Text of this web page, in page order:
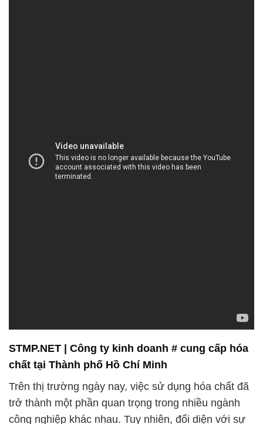
Trên thị trường ngày nay, việc sử dụng hóa chất đã
trở thành một phần quan trọng trong nhiều ngành
công nghiệp khác nhau. Tuy nhiên, đối diện với sự
phát triển của thị trường hóa chất, có rất nhiều loại
sản phẩm không rõ nguồn gốc và chất lượng, điều
này có thể gây nguy hiểm cho sức khỏe con người
và gây hại cho môi trường. Với tầm nhìn và cam kết